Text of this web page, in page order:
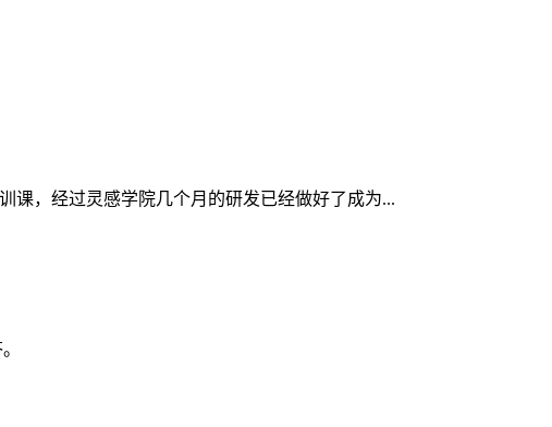
课，经过灵感学院几个月的研发已经做好了成为...